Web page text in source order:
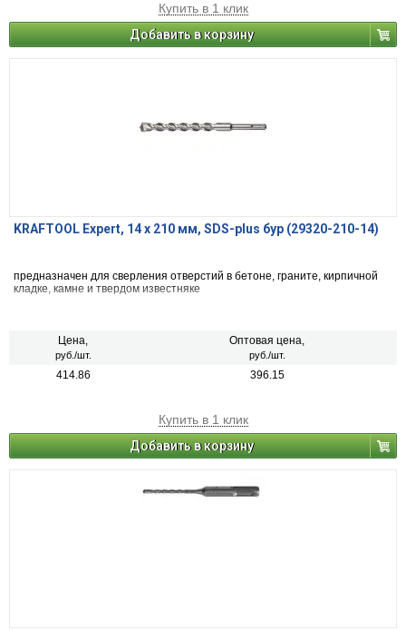
Купить в 1 клик
Добавить в корзину
KRAFTOOL Expert, 14 х 210 мм, SDS-plus бур (29320-210-14)
предназначен для сверления отверстий в бетоне, граните, кирпичной
кладке, камне и твердом известняке
Цена,
руб./шт.
Оптовая цена,
руб./шт.
414.86 396.15
Купить в 1 клик
Добавить в корзину